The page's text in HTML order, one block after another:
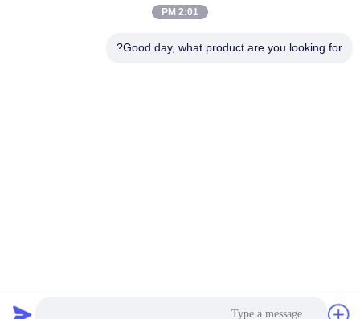
008613580404923
2:01 PM
Good day, what product are you looking for?